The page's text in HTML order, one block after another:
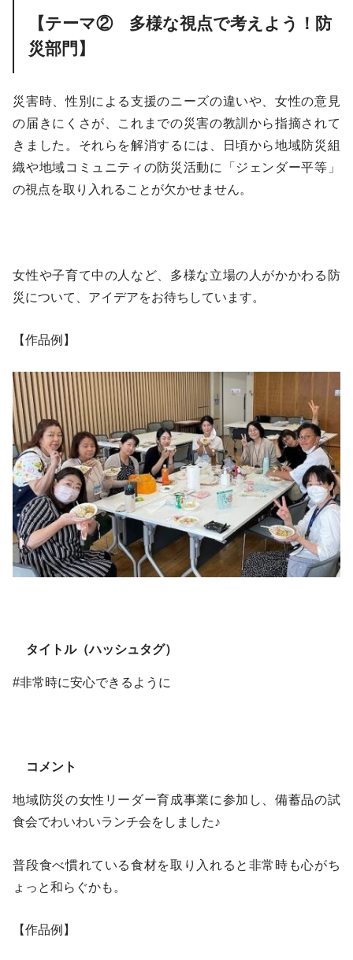
【テーマ② 多様な視点で考えよう！防
災部門】
災害時、性別による支援のニーズの違いや、女性の意見
の届きにくさが、これまでの災害の教訓から指摘されて
きました。それらを解消するには、日頃から地域防災組
織や地域コミュニティの防災活動に「ジェンダー平等」
の視点を取り入れることが欠かせません。
女性や子育て中の人など、多様な立場の人がかかわる防
災について、アイデアをお待ちしています。
【作品例】
タイトル（ハッシュタグ）
#非常時に安心できるように
コメント
地域防災の女性リーダー育成事業に参加し、備蓄品の試
食会でわいわいランチ会をしました♪
普段食べ慣れている食材を取り入れると非常時も心がち
ょっと和らぐかも。
【作品例】